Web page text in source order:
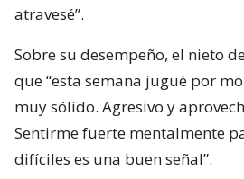
atravesé”.
Sobre su desempeño, el nieto
que “esta semana jugué por
muy sólido. Agresivo y
Sentirme fuerte mentalmente
difíciles es una buen señal”.